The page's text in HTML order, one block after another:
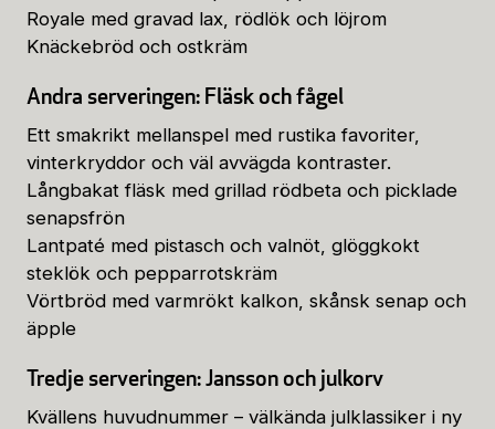
Royale med gravad lax, rödlök och löjrom
Knäckebröd och ostkräm
Andra serveringen: Fläsk och fågel
Ett smakrikt mellanspel med rustika favoriter,
vinterkryddor och väl avvägda kontraster.
Långbakat fläsk med grillad rödbeta och picklade
senapsfrön
Lantpaté med pistasch och valnöt, glöggkokt
steklök och pepparrotskräm
Vörtbröd med varmrökt kalkon, skånsk senap och
äpple
Tredje serveringen: Jansson och julkorv
Kvällens huvudnummer – välkända julklassiker i ny